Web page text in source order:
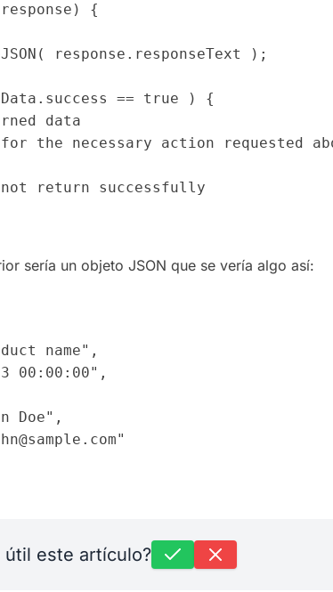
{
response.responseText );
== true ) {
data
the necessary action requested
return successfully
sería un objeto JSON que se vería algo así:
"
útil este artículo?